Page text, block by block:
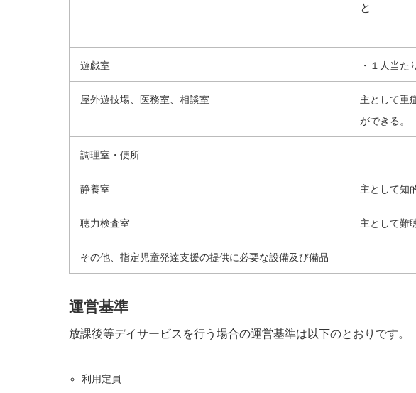
と
遊戯室 ・１人当た
屋外遊技場、医務室、相談室
主として重
ができる。
調理室・便所
静養室 主として知
聴力検査室 主として難
その他、指定児童発達支援の提供に必要な設備及び備品
運営基準
放課後等デイサービスを行う場合の運営基準は以下のとおりです。
利用定員